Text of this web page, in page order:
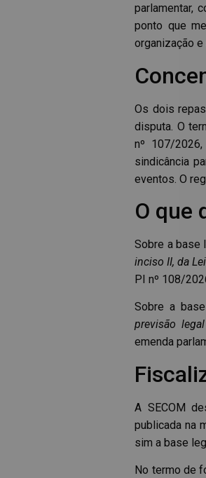
parlamentar,
ponto que
organização
Os dois
disputa. O
nº 107/
sindicância
eventos. O
O que
Sobre a base
inciso II, da
PI nº 108/
Sobre a
previsão
emenda
A SECOM
publicada na
sim a base
No termo de